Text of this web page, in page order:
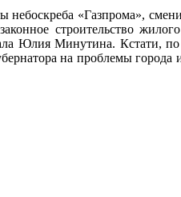
«Газпрома»,
строительство
Юлия Минутина. Кстати,
на проблемы